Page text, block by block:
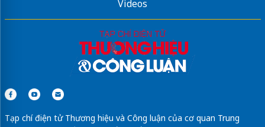
Videos
Tạp chí điện tử Thương hiệu và Công luận của cơ quan Trung